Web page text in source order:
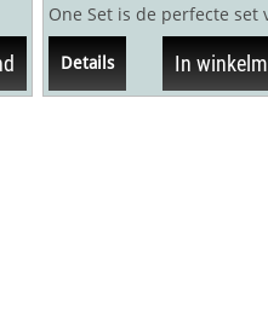
One Set is de perfecte set
iedereen die graag
een echt...
Details In